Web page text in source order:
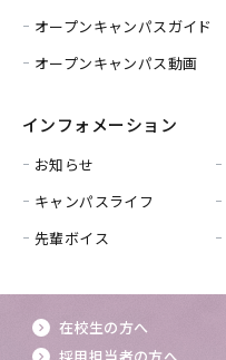
オープンキャンパスガイド
オープンキャンパス動画
インフォメーション
お知らせ
キャンパスライフ
先輩ボイス
在校生の方へ
採用担当者の方へ